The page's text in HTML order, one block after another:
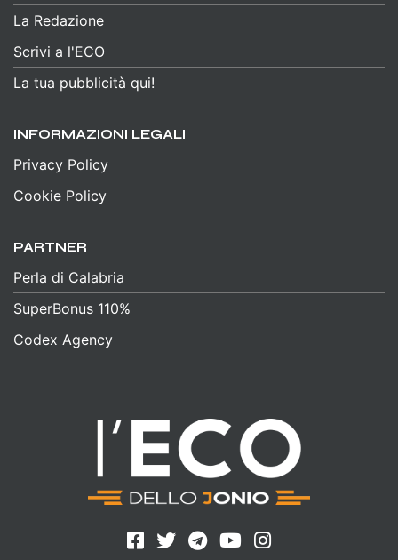
La Redazione
Scrivi a l'ECO
La tua pubblicità qui!
INFORMAZIONI LEGALI
Privacy Policy
Cookie Policy
PARTNER
Perla di Calabria
SuperBonus 110%
Codex Agency